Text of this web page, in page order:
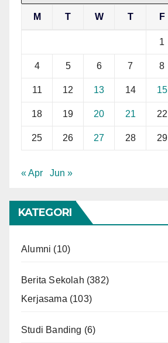
M T W T F
1
4 5 6 7 8
11 12 13 14 15
18 19 20 21 22
25 26 27 28 29
« Apr Jun »
KATEGORI
Alumni (10)
Berita Sekolah (382)
Kerjasama (103)
Studi Banding (6)